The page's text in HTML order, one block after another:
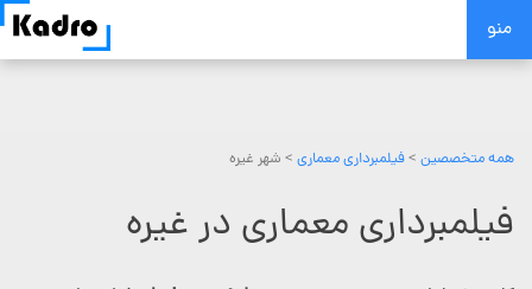
Skip
منو
همه متخصصین >فیلمبرداری معماری > شهر غیره
فیلمبرداری معماری در غیره